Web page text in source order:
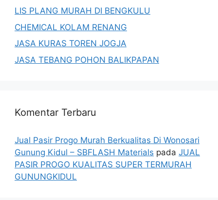
LIS PLANG MURAH DI BENGKULU
CHEMICAL KOLAM RENANG
JASA KURAS TOREN JOGJA
JASA TEBANG POHON BALIKPAPAN
Komentar Terbaru
Jual Pasir Progo Murah Berkualitas Di Wonosari
Gunung Kidul – SBFLASH Materials pada JUAL
PASIR PROGO KUALITAS SUPER TERMURAH
GUNUNGKIDUL